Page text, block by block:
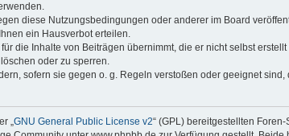
diese Nutzungsbedingungen oder anderer im Board
ein Hausverbot erteilen.
die Inhalte von Beiträgen übernimmt, die er nicht selbst
oder zu sperren.
sofern sie gegen o. g. Regeln verstoßen oder geeignet
„ GNU General Public License v2“ (GPL) bereitgestellten